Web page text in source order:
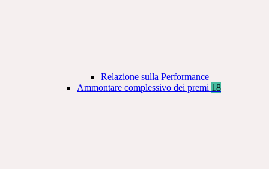
Relazione sulla Performance
Ammontare complessivo dei premi 18